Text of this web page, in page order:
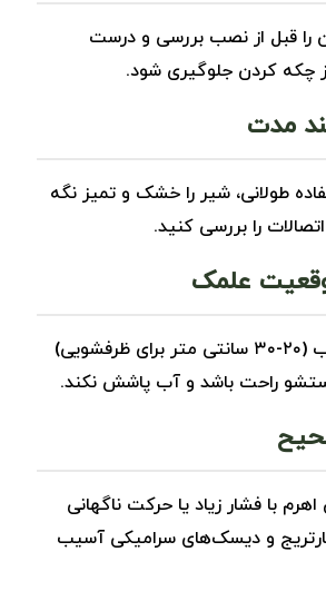
را قبل از نصب بررسی و درست
چکه کردن جلوگیری شود.
طولانی، شیر را خشک و تمیز نگه
را بررسی کنید.
ارتفاع علمک مناسب (۲۰-۳۰ سانتی ‌متر برای ظرفشویی)
راحت باشد و آب پاشش نکند.
با فشار زیاد یا حرکت ناگهانی
و دیسک‌های سرامیکی آسیب